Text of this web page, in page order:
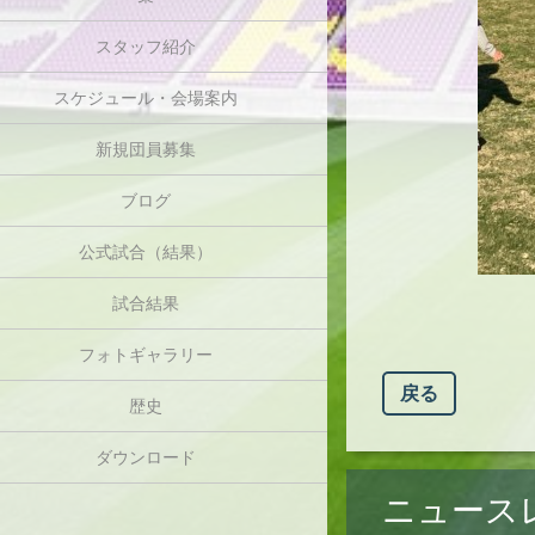
スタッフ紹介
スケジュール・会場案内
新規団員募集
ブログ
公式試合（結果）
試合結果
フォトギャラリー
歴史
ダウンロード
戻る
ニュース